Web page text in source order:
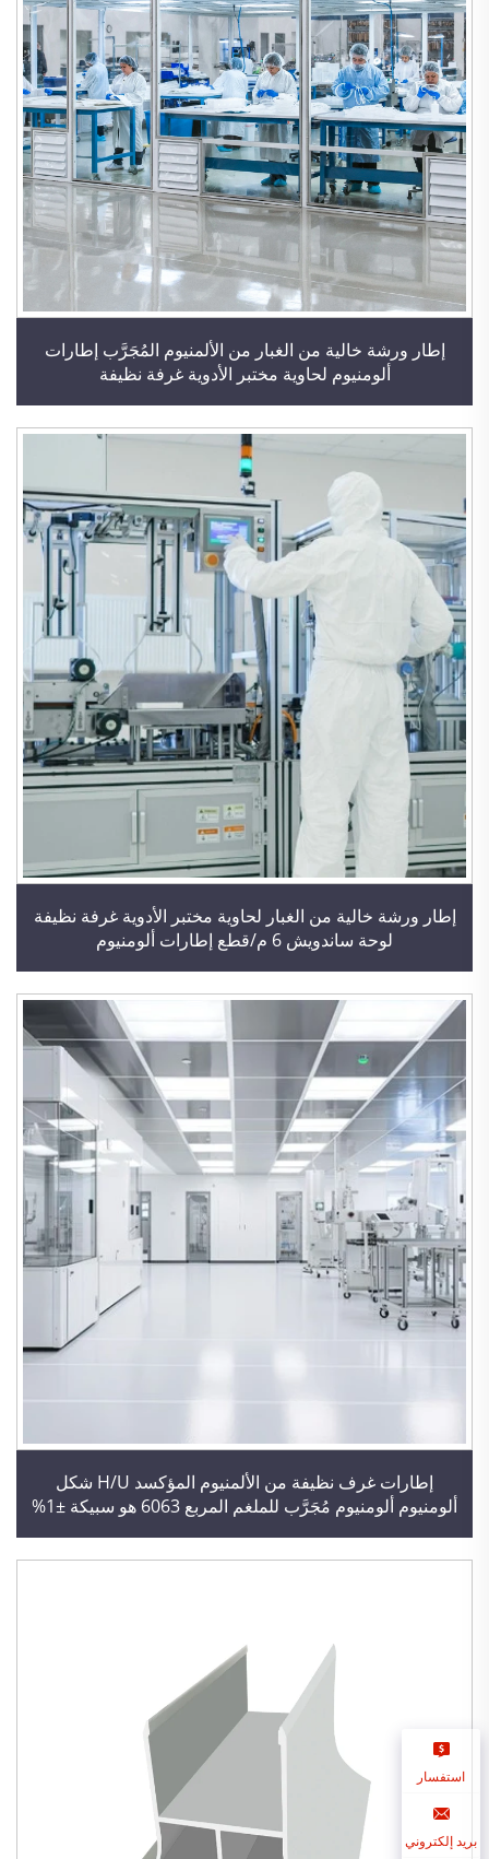
إطار ورشة خالية من الغبار من الألمنيوم المُجَرَّب إطارات
ألومنيوم لحاوية مختبر الأدوية غرفة نظيفة
إطار ورشة خالية من الغبار لحاوية مختبر الأدوية غرفة نظيفة
لوحة ساندويش 6 م/قطع إطارات ألومنيوم
إطارات غرف نظيفة من الألمنيوم المؤكسد H/U شكل
ألومنيوم ألومنيوم مُجَرَّب للملغم المربع 6063 هو سبيكة ±1%
استفسار
بريد إلكتروني